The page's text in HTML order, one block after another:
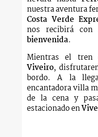
nuestra aventura
Costa Verde
nos recibirá con
bienvenida.
Mientras el tren
Viveiro,
bordo. A la
encantadora villa
de la cena y
estacionado en